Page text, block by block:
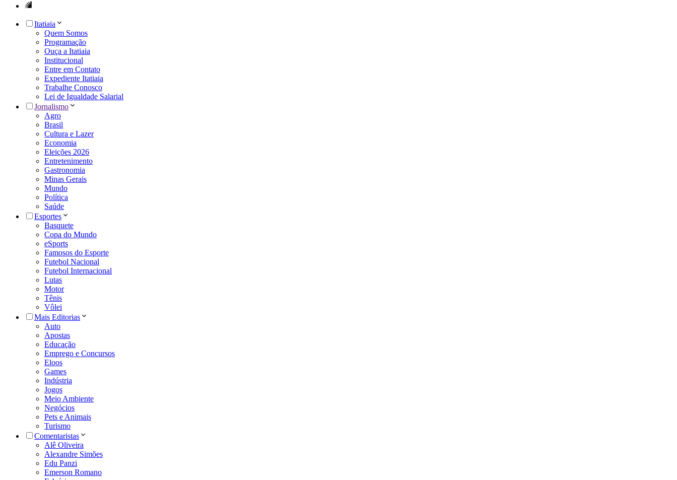
Itatiaia
Quem Somos
Programação
Ouça a Itatiaia
Institucional
Entre em Contato
Expediente Itatiaia
Trabalhe Conosco
Lei de Igualdade Salarial
Jornalismo
Agro
Brasil
Cultura e Lazer
Economia
Eleições 2026
Entretenimento
Gastronomia
Minas Gerais
Mundo
Política
Saúde
Esportes
Basquete
Copa do Mundo
eSports
Famosos do Esporte
Futebol Nacional
Futebol Internacional
Lutas
Motor
Tênis
Vôlei
Mais Editorias
Auto
Apostas
Educação
Emprego e Concursos
Eloos
Games
Indústria
Jogos
Meio Ambiente
Negócios
Pets e Animais
Turismo
Comentaristas
Alê Oliveira
Alexandre Simões
Edu Panzi
Emerson Romano